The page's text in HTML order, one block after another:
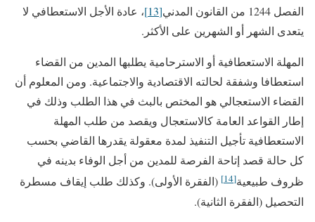
الفصل 1244 من القانون المدني
[13]
، عادة الأجل الاستعطافي لا
يتعدى الشهر أو الشهرين على الأكثر.
المهلة الاستعطافية أو الاسترحامية يطلبها المدين من القضاء
استعطافا وشفقة لحالته الاقتصادية والاجتماعية. ومن المعلوم أن
القضاء الاستعجالي هو المختص بالبث في هذا الطلب وذلك في
إطار القواعد العامة كالاستعجال ويقصد من طلب المهلة
الاستعطافية تأجيل التنفيذ لمدة معقولة يقدرها القاضي بحسب
كل حالة قصد إتاحة الفرصة للمدين من أجل الوفاء بدينه في
ظروف طبيعية[14]
(الفقرة الأولى). وكذلك طلب إيقاف مسطرة
التحصيل (الفقرة الثانية).